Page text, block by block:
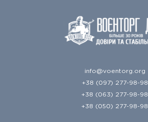
info@voentorg.org
+38 (097) 277-98-98
+38 (063) 277-98-98
+38 (050) 277-98-98